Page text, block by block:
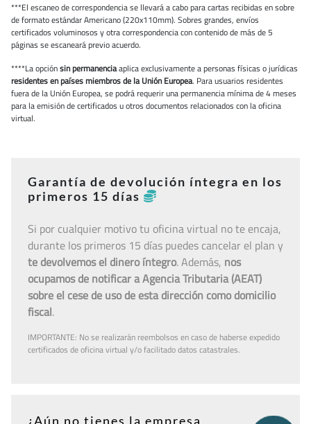
***El escaneo de correspondencia se llevará a cabo para cartas recibidas en sobre
de formato estándar Americano (220x110mm). Sobres grandes, envíos
certificados voluminosos y otra correspondencia con contenido de más de 5
páginas se escaneará previo acuerdo.
****La opciónsin permanenciaaplica exclusivamente a personas físicas o jurídicas
residentes en países miembros de la Unión Europea. Para usuarios residentes
fuera de la Unión Europea, se podrá requerir una permanencia mínima de 4 meses
para la emisión de certificados u otros documentos relacionados con la oficina
virtual.
Garantía de devolución íntegra en los
primeros 15 días
Si por cualquier motivo tu oficina virtual no te encaja,
durante los primeros 15 días puedes cancelar el plan y
te devolvemos el dinero íntegro. Además, nos
ocupamos de notificar a Agencia Tributaria (AEAT)
sobre el cese de uso de esta dirección como domicilio
fiscal.
IMPORTANTE: No se realizarán reembolsos en caso de haberse expedido
certificados de oficina virtual y/o facilitado datos catastrales.
¿Aún no tienes la empresa